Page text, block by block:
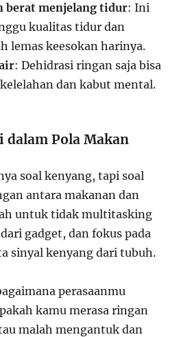
berat menjelang tidur: Ini
kualitas tidur dan
lemas keesokan harinya.
: Dehidrasi ringan saja bisa
dan kabut mental.
dalam Pola Makan
soal kenyang, tapi soal
antara makanan dan
untuk tidak multitasking
gadget, dan fokus pada
sinyal kenyang dari tubuh.
perasaanmu
kamu merasa ringan
malah mengantuk dan